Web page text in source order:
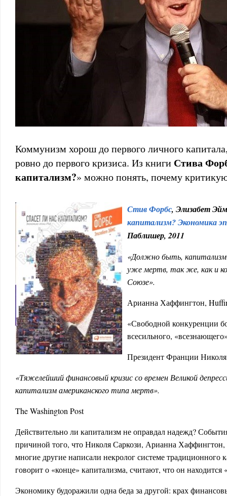
Коммунизм хорош до первого личного
ровно до первого кризиса. Из книги Стива
капитализм?» можно понять, почему
Стив Форбс, Элизабет
капитализм? Экономика
Пабли­шер, 2011
«Должно быть, капитализм
уже мертв, так же, как и
Союзе».
Арианна Хаффингтон,
«Свободной конкуренции
всесильного,
Президент Франции
«Тяжелейший финансовый кризис со времен Великой
капитализм американского типа мертв».
The Washington Post
Действительно ли капитализм не оправдал надежд?
причиной того, что Николя Сарко­зи, Арианна Хаффингтон,
многие другие написали некролог системе традиционного
говорит о «конце» капитализма, считают, что он находится
Экономику будоражили одна беда за другой: крах